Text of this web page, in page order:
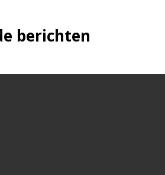
berichten